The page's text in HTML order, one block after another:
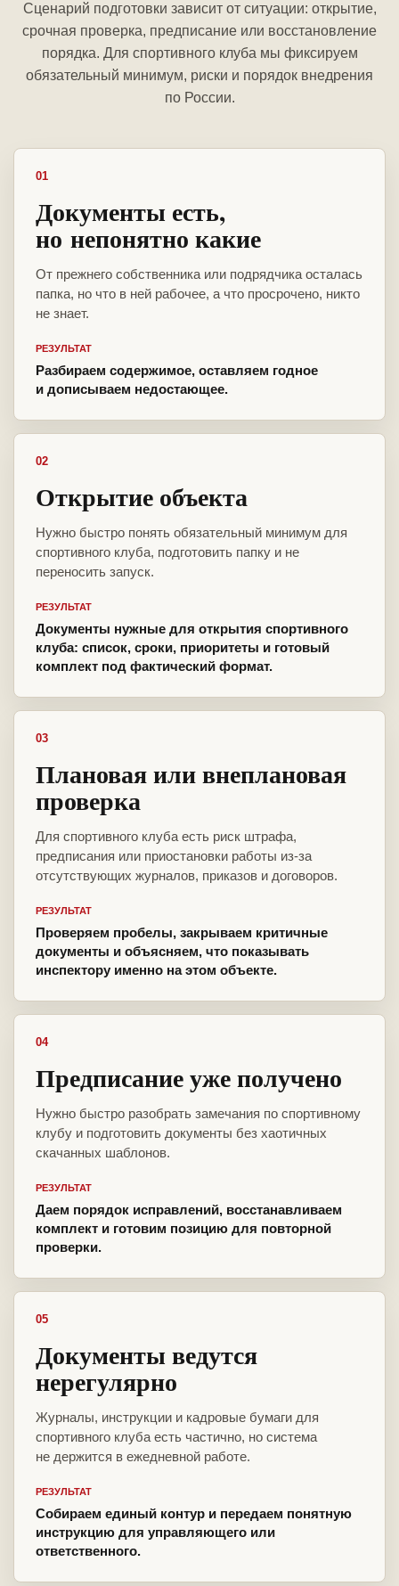
Сценарий подготовки зависит от ситуации: открытие,
срочная проверка, предписание или восстановление
порядка. Для спортивного клуба мы фиксируем
обязательный минимум, риски и порядок внедрения
по России.
01
Документы есть,
но непонятно какие
От прежнего собственника или подрядчика осталась
папка, но что в ней рабочее, а что просрочено, никто
не знает.
РЕЗУЛЬТАТ
Разбираем содержимое, оставляем годное
и дописываем недостающее.
02
Открытие объекта
Нужно быстро понять обязательный минимум для
спортивного клуба, подготовить папку и не
переносить запуск.
РЕЗУЛЬТАТ
Документы нужные для открытия спортивного
клуба: список, сроки, приоритеты и готовый
комплект под фактический формат.
03
Плановая или внеплановая
проверка
Для спортивного клуба есть риск штрафа,
предписания или приостановки работы из-за
отсутствующих журналов, приказов и договоров.
РЕЗУЛЬТАТ
Проверяем пробелы, закрываем критичные
документы и объясняем, что показывать
инспектору именно на этом объекте.
04
Предписание уже получено
Нужно быстро разобрать замечания по спортивному
клубу и подготовить документы без хаотичных
скачанных шаблонов.
РЕЗУЛЬТАТ
Даем порядок исправлений, восстанавливаем
комплект и готовим позицию для повторной
проверки.
05
Документы ведутся
нерегулярно
Журналы, инструкции и кадровые бумаги для
спортивного клуба есть частично, но система
не держится в ежедневной работе.
РЕЗУЛЬТАТ
Собираем единый контур и передаем понятную
инструкцию для управляющего или
ответственного.